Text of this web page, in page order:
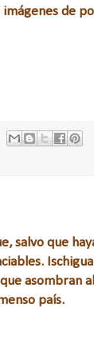
de
salvo que
asombran
país.